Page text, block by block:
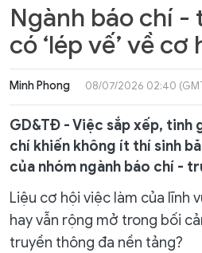
Ngành báo chí
có ‘lép vế’ về
Minh Phong 08/07/2026 02:40
GD&TĐ - Việc sắp xếp, tinh
chí khiến không ít thí sinh
của nhóm ngành báo chí -
Liệu cơ hội việc làm của lĩnh
hay vẫn rộng mở trong bối
truyền thông đa nền tảng?